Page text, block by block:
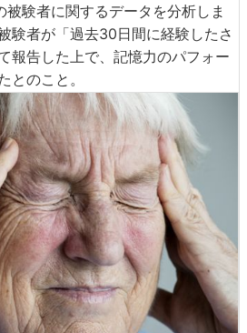
被験者に関するデータを分析しま
験者が「過去30日間に経験したさ
報告した上で、記憶力のパフォー
とのこと。